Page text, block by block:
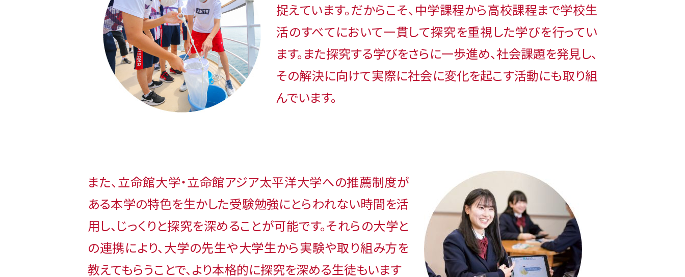
捉えています。だからこそ、中学課程から高校課程まで学校生
活のすべてにおいて一貫して探究を重視した学びを行ってい
ます。また探究する学びをさらに一歩進め、社会課題を発見し、
その解決に向けて実際に社会に変化を起こす活動にも取り組
んでいます。
また、立命館大学・立命館アジア太平洋大学への推薦制度が
ある本学の特色を生かした受験勉強にとらわれない時間を活
用し、じっくりと探究を深めることが可能です。それらの大学と
の連携により、大学の先生や大学生から実験や取り組み方を
教えてもらうことで、より本格的に探究を深める生徒もいます